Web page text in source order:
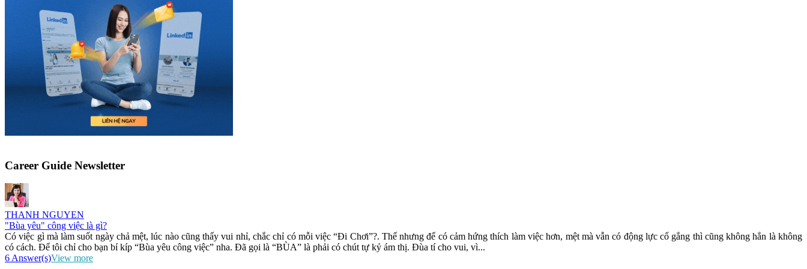
Career Guide Newsletter
THANH NGUYEN
"Bùa yêu" công việc là gì?
Có việc gì mà làm suốt ngày chả mệt, lúc nào cũng thấy vui nhỉ, chắc chỉ có mỗi việc “Đi Chơi”?. Thế nhưng để có cảm hứng thích làm việc hơn, mệt mà vẫn có động lực cố gắng thì cũng không hẳn là không
có cách. Để tôi chỉ cho bạn bí kíp “Bùa yêu công việc” nha. Đã gọi là “BÙA” là phải có chút tự kỷ ám thị. Đùa tí cho vui, vì...
6 Answer(s)View more